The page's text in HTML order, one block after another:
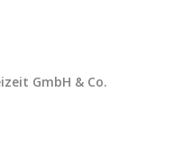
GmbH & Co.